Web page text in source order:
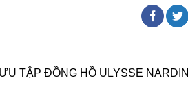
TẬP ĐỒNG HỒ ULYSSE NARDIN